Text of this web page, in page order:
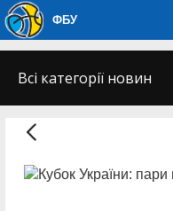
ФБУ
Всі категорії новин